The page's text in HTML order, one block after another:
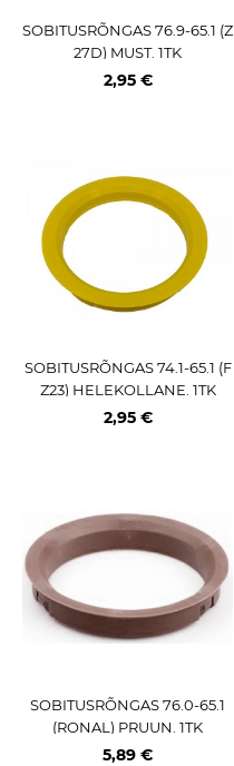
SOBITUSRÕNGAS 76.9-65.1 (Z
27D) MUST. 1TK
2,95 €
SOBITUSRÕNGAS 74.1-65.1 (F
Z23) HELEKOLLANE. 1TK
2,95 €
SOBITUSRÕNGAS 76.0-65.1
(RONAL) PRUUN. 1TK
5,89 €